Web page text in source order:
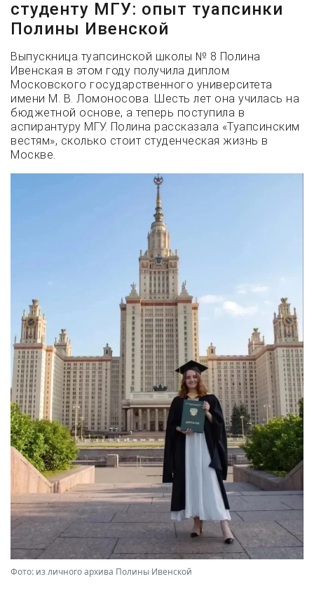
студенту МГУ: опыт туапсинки
Полины Ивенской
Выпускница туапсинской школы № 8 Полина
Ивенская в этом году получила диплом
Московского государственного университета
имени М. В. Ломоносова. Шесть лет она училась на
бюджетной основе, а теперь поступила в
аспирантуру МГУ. Полина рассказала «Туапсинским
вестям», сколько стоит студенческая жизнь в
Москве.
Фото: из личного архива Полины Ивенской